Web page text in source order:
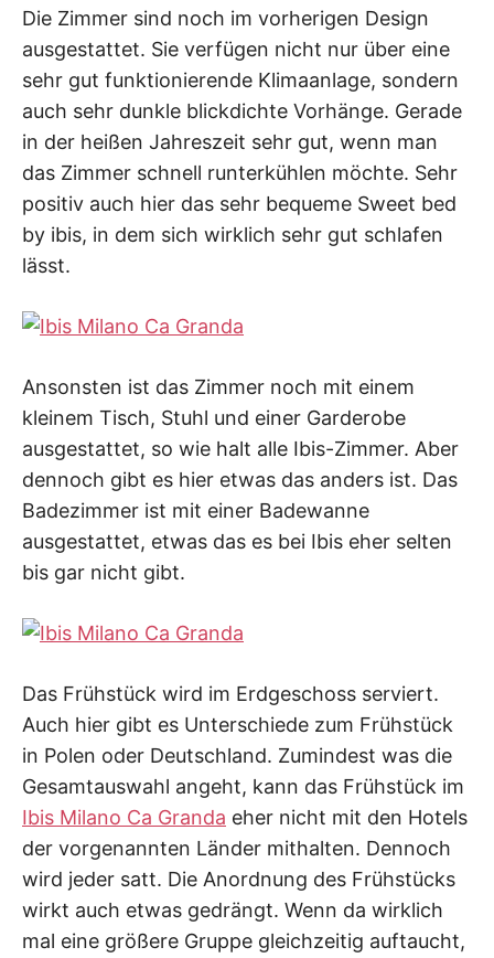
Die Zimmer sind noch im vorherigen Design
ausgestattet. Sie verfügen nicht nur über eine
sehr gut funktionierende Klimaanlage, sondern
auch sehr dunkle blickdichte Vorhänge. Gerade
in der heißen Jahreszeit sehr gut, wenn man
das Zimmer schnell runterkühlen möchte. Sehr
positiv auch hier das sehr bequeme Sweet bed
by ibis, in dem sich wirklich sehr gut schlafen
lässt.
Ansonsten ist das Zimmer noch mit einem
kleinem Tisch, Stuhl und einer Garderobe
ausgestattet, so wie halt alle Ibis-Zimmer. Aber
dennoch gibt es hier etwas das anders ist. Das
Badezimmer ist mit einer Badewanne
ausgestattet, etwas das es bei Ibis eher selten
bis gar nicht gibt.
Das Frühstück wird im Erdgeschoss serviert.
Auch hier gibt es Unterschiede zum Frühstück
in Polen oder Deutschland. Zumindest was die
Gesamtauswahl angeht, kann das Frühstück im
Ibis Milano Ca Granda eher nicht mit den Hotels
der vorgenannten Länder mithalten. Dennoch
wird jeder satt. Die Anordnung des Frühstücks
wirkt auch etwas gedrängt. Wenn da wirklich
mal eine größere Gruppe gleichzeitig auftaucht,